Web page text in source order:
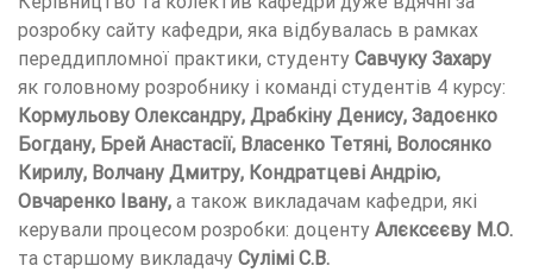
розробку сайту кафедри, яка відбувалась в рамках
переддипломної практики, студенту Савчуку Захару
як головному розробнику і команді студентів 4 курсу:
Кормульову Олександру, Драбкіну Денису, Задоєнко
Богдану, Брей Анастасії, Власенко Тетяні, Волосянко
Кирилу, Волчану Дмитру, Кондратцеві Андрію,
Овчаренко Івану, а також викладачам кафедри, які
керували процесом розробки: доценту Алєксєєву М.О.
та старшому викладачу Сулімі С.В.